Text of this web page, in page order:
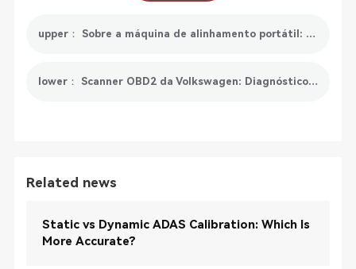
upper： Sobre a máquina de alinhamento portátil: tudo o que precisa de saber
lower： Scanner OBD2 da Volkswagen: Diagnóstico e monitorização de desempenho abrangente para veículos VW
Related news
Static vs Dynamic ADAS Calibration: Which Is
More Accurate?